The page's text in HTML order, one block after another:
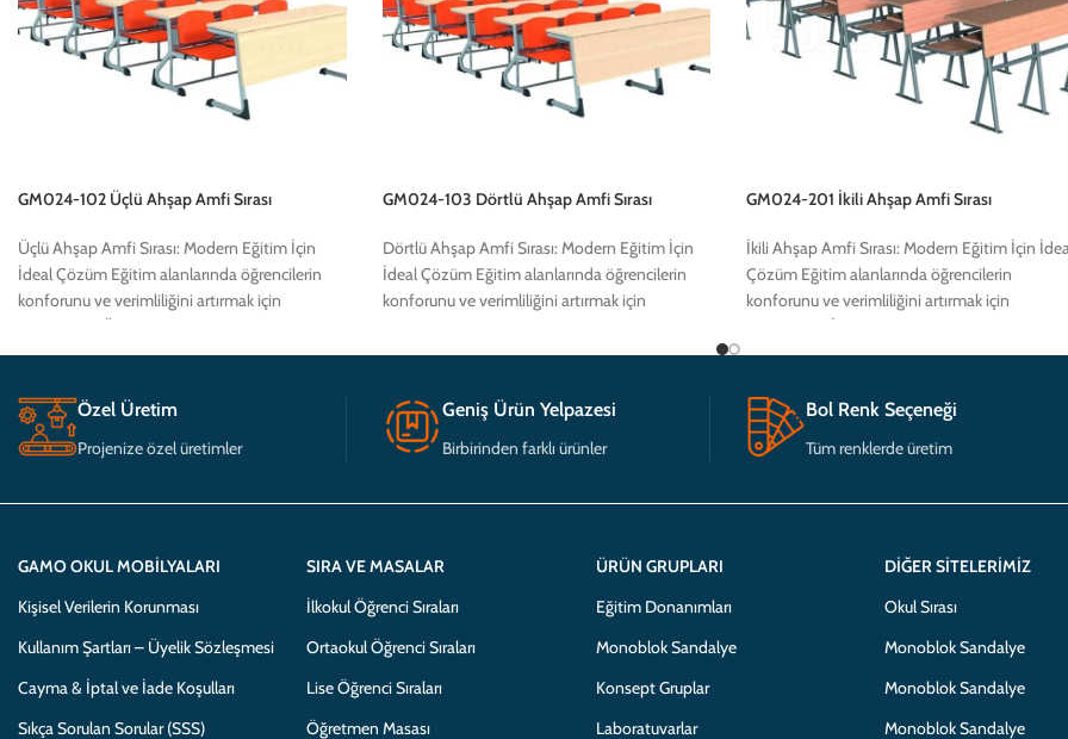
GM024-102 Üçlü Ahşap Amfi Sırası
Üçlü Ahşap Amfi Sırası: Modern Eğitim İçin
İdeal Çözüm Eğitim alanlarında öğrencilerin
konforunu ve verimliliğini artırmak için
GM024-103 Dörtlü Ahşap Amfi Sırası
Dörtlü Ahşap Amfi Sırası: Modern Eğitim İçin
İdeal Çözüm Eğitim alanlarında öğrencilerin
konforunu ve verimliliğini artırmak için
GM024-201 İkili Ahşap Amfi Sırası
İkili Ahşap Amfi Sırası: Modern Eğitim İçin
Çözüm Eğitim alanlarında öğrencilerin
konforunu ve verimliliğini artırmak için
Özel Üretim
Projenize özel üretimler
Geniş Ürün Yelpazesi
Birbirinden farklı ürünler
Bol Renk Seçeneği
Tüm renklerde üretim
GAMO OKUL MOBILYALARI
Kişisel Verilerin Korunması
Kullanım Şartları – Üyelik Sözleşmesi
Cayma & İptal ve İade Koşulları
Sıkça Sorulan Sorular (SSS)
SIRA VE MASALAR
İlkokul Öğrenci Sıraları
Ortaokul Öğrenci Sıraları
Lise Öğrenci Sıraları
Öğretmen Masası
ÜRÜN GRUPLARI
Eğitim Donanımları
Monoblok Sandalye
Konsept Gruplar
Laboratuvarlar
DIĞER SITELERIMIZ
Okul Sırası
Monoblok Sandalye
Monoblok Sandalye
Monoblok Sandalye